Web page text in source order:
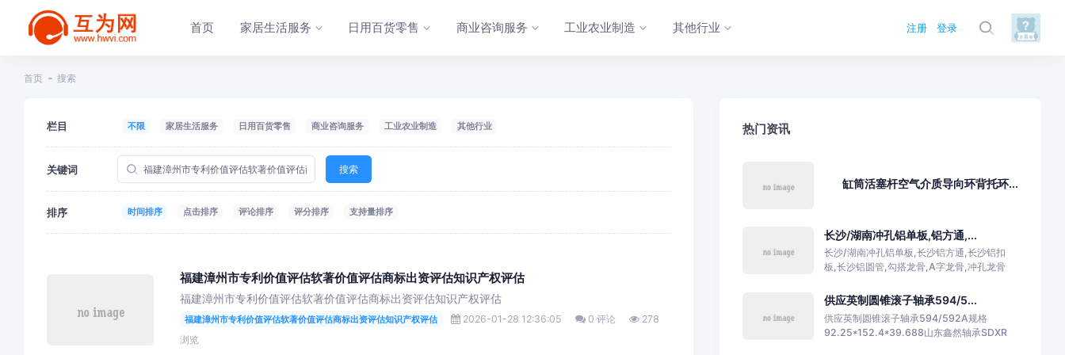
首页 家居生活服务 日用百货零售 商业咨询服务 工业农业制造 其他行业 注册 登录
首页 搜索
栏目 不限 家居生活服务 日用百货零售 商业咨询服务 工业农业制造 其他行业
关键词 搜索
排序 时间排序 点击排序 评论排序 评分排序 支持量排序
福建漳州市专利价值评估软著价值评估商标出资评估知识产权评估
福建漳州市专利价值评估软著价值评估商标出资评估知识产权评估
福建漳州市专利价值评估软著价值评估商标出资评估知识产权评估 2026-01-28 12:36:05 0 评论
278
浏览
热门资讯
缸筒活塞杆空气介质导向环背托环...
长沙/湖南冲孔铝单板,铝方通,...
长沙/湖南冲孔铝单板,长沙铝方通,长沙铝扣
板,长沙铝圆管,勾搭龙骨,A字龙骨,冲孔龙骨
供应英制圆锥滚子轴承594/5...
供应英制圆锥滚子轴承594/592A规格
92.25*152.4*39.688山东鑫然轴承SDXR